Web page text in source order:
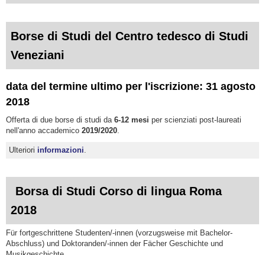
Borse di Studi del Centro tedesco di Studi
Veneziani
data del termine ultimo per l'iscrizione: 31 agosto
2018
Offerta di due borse di studi da6-12 mesi per scienziati post-laureati
nell'anno accademico 2019/2020.
Ulteriori informazioni.
Borsa di Studi Corso di lingua Roma
2018
Für fortgeschrittene Studenten/-innen (vorzugsweise mit Bachelor-
Abschluss) und Doktoranden/-innen der Fächer Geschichte und